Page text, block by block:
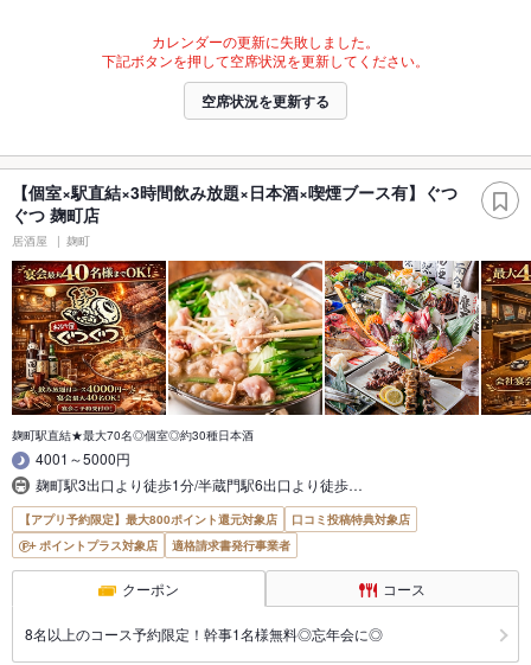
カレンダーの更新に失敗しました。
下記ボタンを押して空席状況を更新してください。
空席状況を更新する
【個室×駅直結×3時間飲み放題×日本酒×喫煙ブース有】ぐつ
ぐつ 麹町店
居酒屋 麹町
麹町駅直結★最大70名◎個室◎約30種日本酒
4001～5000円
麹町駅3出口より徒歩1分/半蔵門駅6出口より徒歩…
【アプリ予約限定】最大800ポイント還元対象店
口コミ投稿特典対象店
ポイントプラス対象店
適格請求書発行事業者
クーポン コース
8名以上のコース予約限定！幹事1名様無料◎忘年会に◎